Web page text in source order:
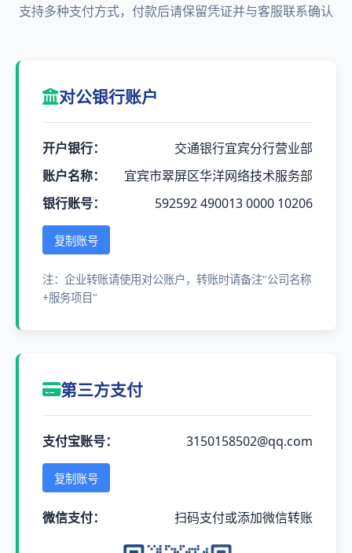
支持多种支付方式，付款后请保留凭证并与客服联系确认
对公银行账户
开户银行：
交通银行宜宾分行营业部
账户名称：
宜宾市翠屏区华洋网络技术服务部
银行账号：
592592 490013 0000 10206
复制账号
注：企业转账请使用对公账户，转账时请备注"公司名称
+服务项目"
第三方支付
支付宝账号： 3150158502@qq.com
复制账号
微信支付： 扫码支付或添加微信转账